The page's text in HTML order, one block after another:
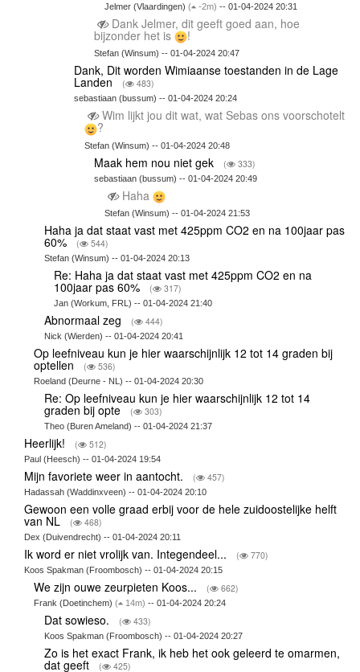
Jelmer (Vlaardingen) ( -2m) -- 01-04-2024 20:31
Dank Jelmer, dit geeft goed aan, hoe
bijzonder het is !
Stefan (Winsum) -- 01-04-2024 20:47
Dank, Dit worden Wimiaanse toestanden in de Lage
Landen ( 483)
sebastiaan (bussum) -- 01-04-2024 20:24
Wim lijkt jou dit wat, wat Sebas ons voorschotelt
?
Stefan (Winsum) -- 01-04-2024 20:48
Maak hem nou niet gek ( 333)
sebastiaan (bussum) -- 01-04-2024 20:49
Haha
Stefan (Winsum) -- 01-04-2024 21:53
Haha ja dat staat vast met 425ppm CO2 en na 100jaar pas
60% ( 544)
Stefan (Winsum) -- 01-04-2024 20:13
Re: Haha ja dat staat vast met 425ppm CO2 en na
100jaar pas 60% ( 317)
Jan (Workum, FRL) -- 01-04-2024 21:40
Abnormaal zeg ( 444)
Nick (Wierden) -- 01-04-2024 20:41
Op leefniveau kun je hier waarschijnlijk 12 tot 14 graden bij
optellen ( 536)
Roeland (Deurne - NL) -- 01-04-2024 20:30
Re: Op leefniveau kun je hier waarschijnlijk 12 tot 14
graden bij opte ( 303)
Theo (Buren Ameland) -- 01-04-2024 21:37
Heerlijk! ( 512)
Paul (Heesch) -- 01-04-2024 19:54
Mijn favoriete weer in aantocht. ( 457)
Hadassah (Waddinxveen) -- 01-04-2024 20:10
Gewoon een volle graad erbij voor de hele zuidoostelijke helft
van NL ( 468)
Dex (Duivendrecht) -- 01-04-2024 20:11
Ik word er niet vrolijk van. Integendeel... ( 770)
Koos Spakman (Froombosch) -- 01-04-2024 20:15
We zijn ouwe zeurpieten Koos... ( 662)
Frank (Doetinchem)( 14m) -- 01-04-2024 20:24
Dat sowieso. ( 433)
Koos Spakman (Froombosch) -- 01-04-2024 20:27
Zo is het exact Frank, ik heb het ook geleerd te omarmen,
dat geeft ( 425)